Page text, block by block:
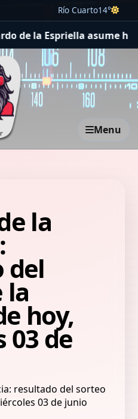
Río Cuarto14°
la Espriella asume hoy
Menu
la
del
la
hoy,
03 de